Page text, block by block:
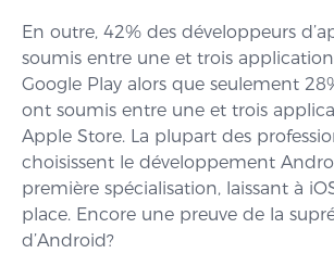
En outre, 42% des développeurs
soumis entre une et trois
Google Play alors que seulement
ont soumis entre une et trois
Apple Store. La plupart des
choisissent le développement
première spécialisation, laissant à
place. Encore une preuve de la
d’Android?